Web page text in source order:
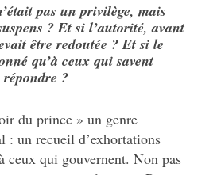
pas un privilège, mais
? Et si l’autorité, avant
être redoutée ? Et si le
qu’à ceux qui savent
?
du prince » un genre
: un recueil d’exhortations
ceux qui gouvernent. Non pas